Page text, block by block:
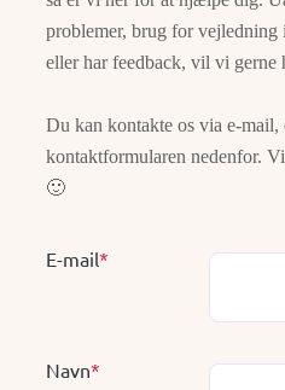
problemer, brug for vejledning
eller har feedback, vil vi gerne
Du kan kontakte os via e-
kontaktformularen nedenfor.
🙂
E-mail*
Navn*